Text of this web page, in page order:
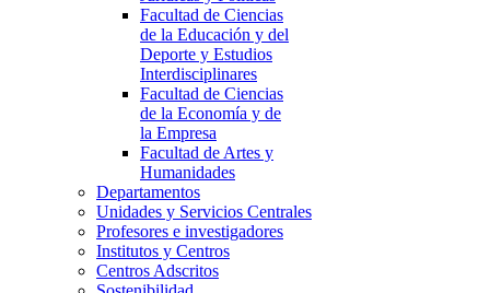
Facultad de Ciencias
de la Educación y del
Deporte y Estudios
Interdisciplinares
Facultad de Ciencias
de la Economía y de
la Empresa
Facultad de Artes y
Humanidades
Departamentos
Unidades y Servicios Centrales
Profesores e investigadores
Institutos y Centros
Centros Adscritos